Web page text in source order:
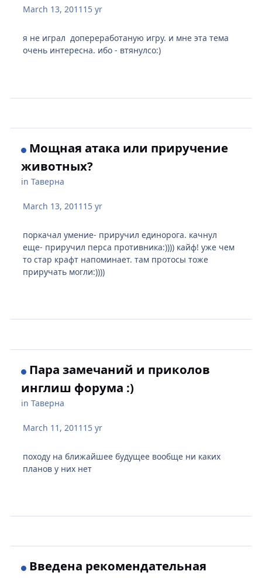
March 13, 2011 15 yr
я не играл допереработаную игру. и мне эта тема
очень интересна. ибо - втянулсо:)
Мощная атака или приручение
животных?
inТаверна
March 13, 2011 15 yr
поркачал умение- приручил единорога. качнул
еще- приручил перса противника:)))) кайф! уже чем
то стар крафт напоминает. там протосы тоже
приручать могли:))))
Пара замечаний и приколов
инглиш форума :)
inТаверна
March 11, 2011 15 yr
походу на ближайшее будущее вообще ни каких
планов у них нет
Введена рекомендательная